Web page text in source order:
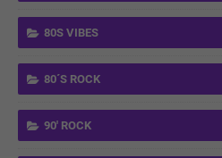
80S VIBES
80´S ROCK
90' ROCK